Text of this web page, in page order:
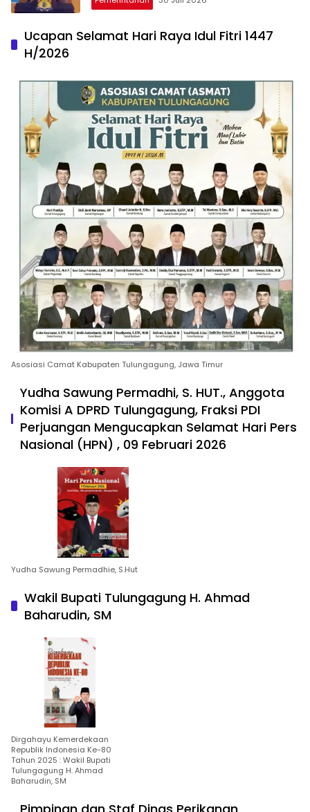
Ucapan Selamat Hari Raya Idul Fitri 1447
H/2026
Asosiasi Camat Kabupaten Tulungagung, Jawa Timur
Yudha Sawung Permadhi, S. HUT., Anggota
Komisi A DPRD Tulungagung, Fraksi PDI
Perjuangan Mengucapkan Selamat Hari Pers
Nasional (HPN) , 09 Februari 2026
Yudha Sawung Permadhie, S.Hut
Wakil Bupati Tulungagung H. Ahmad
Baharudin, SM
Dirgahayu Kemerdekaan
Republik Indonesia Ke-80
Tahun 2025 : Wakil Bupati
Tulungagung H. Ahmad
Baharudin, SM